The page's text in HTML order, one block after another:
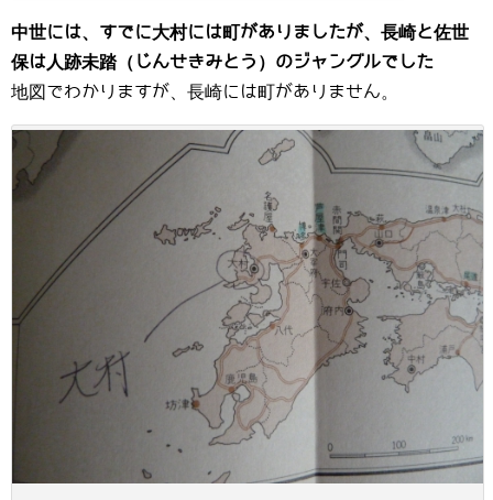
中世には、すでに大村には町がありましたが、長崎と佐世
保は人跡未踏（じんせきみとう）のジャングルでした
地図でわかりますが、長崎には町がありません。